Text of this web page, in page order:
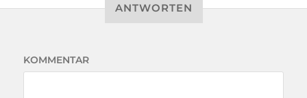
ANTWORTEN
KOMMENTAR